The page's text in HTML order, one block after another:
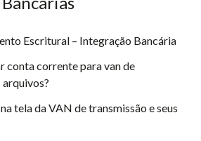
Escritural – Integração Bancária
conta corrente para van de
tela da VAN de transmissão e seus